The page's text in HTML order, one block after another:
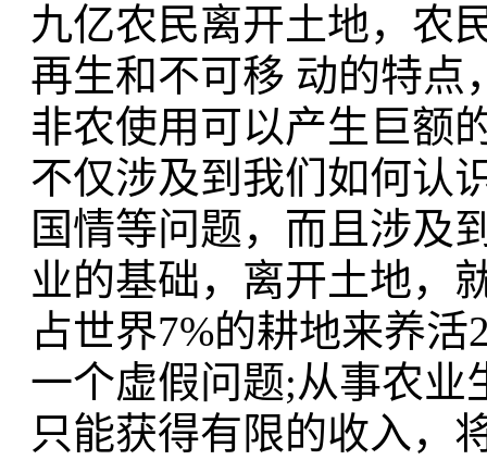
九亿农民离开土地，农
再生和不可移 动的特点
非农使用可以产生巨额
不仅涉及到我们如何认
国情等问题，而且涉及
业的基础，离开土地，
占世界7%的耕地来养
一个虚假问题;从事农业
只能获得有限的收入，